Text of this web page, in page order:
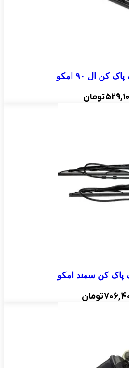
کن ال ۹۰ امکو
تومان
پاک کن سمند امکو
تومان